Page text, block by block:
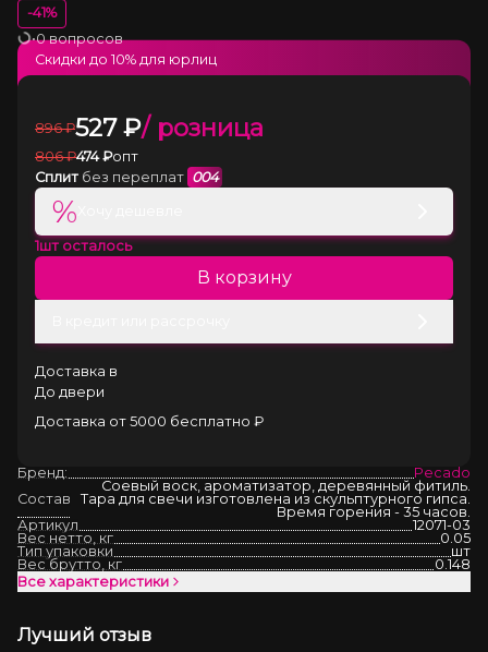
-41%
Загрузка
•0 вопросов
896 ₽527₽/ розница
806 ₽474₽опт
Сплит без переплат 004
%
1шт осталось
В корзину
Доставка в
До двери
Доставка от 5000 бесплатно ₽
Скидки до 10% для юрлиц
Бренд:
Pecado
Состав
Соевый воск, ароматизатор, деревянный фитиль.
Тара для свечи изготовлена из скульптурного гипса.
Время горения - 35 часов.
Артикул
12071-03
Вес нетто, кг
0.05
Тип упаковки
шт
Вес брутто, кг
0.148
Все характеристики
Лучший отзыв